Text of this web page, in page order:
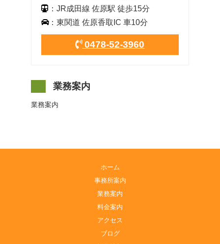
：JR成田線 佐原駅 徒歩15分
：東関道 佐原香取IC 車10分
0478-52-3960
業務案内
業務案内
ホーム
事務所案内
業務案内
料金案内
アクセス
ブログ